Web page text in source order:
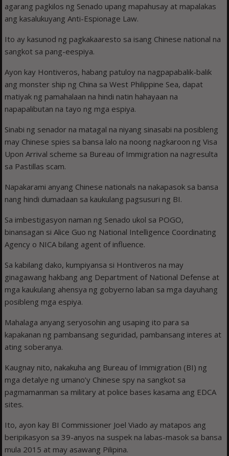
agarang pagkilos ng Senado upang mapahusay at mapalakas
ang kasalukuyang Anti-Espionage Law.
Ito ay kasunod ng pagkakaaresto sa isang Chinese national na
sangkot sa pang-eespiya.
Ayon kay Hontiveros, habang patuloy na nagpapabalik-balik
ang monster ship ng China sa West Philippine Sea, dapat
matiyak ng pamahalaan na hindi natin hahayaan na
napapalibutan na tayo ng mga espiya.
Sinabi ng senador na matagal na niyang sinasabi na posibleng
may Chinese spies sa bansa lalo na noong nagkaroon ng Visa
Upon Arrival scheme sa Bureau of Immigration na nagresulta
sa Pastillas scam.
Napakarami anyang Chinese nationals na nakapasok sa bansa
nang hindi dumadaan sa kaukulang pagsusuri ng BI.
Sa imbestigasyon naman ng Senado ukol sa POGO,
binansagan si Alice Guo ng National Intelligence Coordinating
Agency o NICA bilang agent of influence.
Sa kabilang dako, kumpiyansa si Hontiveros na may
ginagawang hakbang ang Department of National Defense at
mga kaukulang ahensya ng gobyerno laban sa mga dayuhang
posibleng mga espiya.
Mahalaga anyang seryosohin ang usaping ito para sa
kapakanan ng pambansang seguridad, pambansang interes at
ating soberanya.
Kaugnay nito, nakakuha ang Bureau of Immigration (BI) ng
mga detalye ng umano’y Chinese spy na sangkot sa
pagmamanman sa military at police bases kasama ang EDCA
sites.
Ito, ayon kay BI Commissioner Joel Viado ay matapos ang
beripikasyon sa 39-anyos na suspek na labas-masok sa bansa
mula 2015 at may asawang Pilipina.